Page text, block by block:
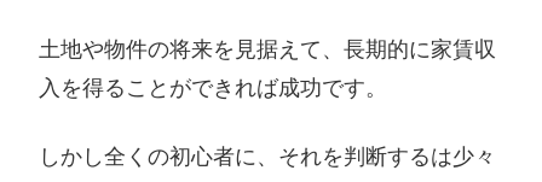
土地や物件の将来を見据えて、長期的に家賃収
入を得ることができれば成功です。
しかし全くの初心者に、それを判断するは少々